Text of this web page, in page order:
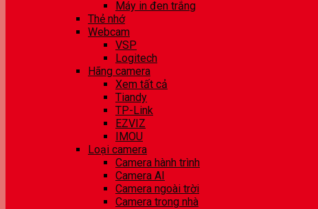
Máy in đen trắng
Thẻ nhớ
Webcam
VSP
Logitech
Hãng camera
Xem tất cả
Tiandy
TP-Link
EZVIZ
IMOU
Loại camera
Camera hành trình
Camera AI
Camera ngoài trời
Camera trong nhà